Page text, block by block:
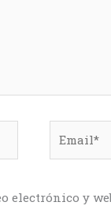
electrónico y